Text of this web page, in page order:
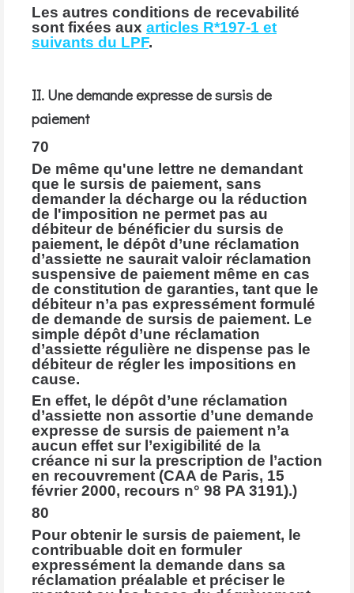
Les autres conditions de recevabilité
sont fixées aux articles R*197-1 et
suivants du LPF.
II. Une demande expresse de sursis de
paiement
70
De même qu'une lettre ne demandant
que le sursis de paiement, sans
demander la décharge ou la réduction
de l'imposition ne permet pas au
débiteur de bénéficier du sursis de
paiement, le dépôt d’une réclamation
d’assiette ne saurait valoir réclamation
suspensive de paiement même en cas
de constitution de garanties, tant que le
débiteur n’a pas expressément formulé
de demande de sursis de paiement. Le
simple dépôt d’une réclamation
d’assiette régulière ne dispense pas le
débiteur de régler les impositions en
cause.
En effet, le dépôt d’une réclamation
d’assiette non assortie d’une demande
expresse de sursis de paiement n’a
aucun effet sur l’exigibilité de la
créance ni sur la prescription de l’action
en recouvrement (CAA de Paris, 15
février 2000, recours n° 98 PA 3191).)
80
Pour obtenir le sursis de paiement, le
contribuable doit en formuler
expressément la demande dans sa
réclamation préalable et préciser le